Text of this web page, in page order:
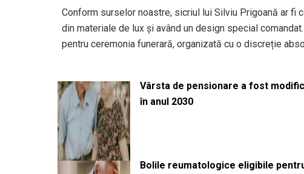
Conform surselor noastre, sicriul lui Silviu Prigoană ar fi
din materiale de lux și având un design special
pentru ceremonia funerară, organizată cu o discreție
Vârsta de pensionare a fost
în anul 2030
Bolile reumatologice eligibile